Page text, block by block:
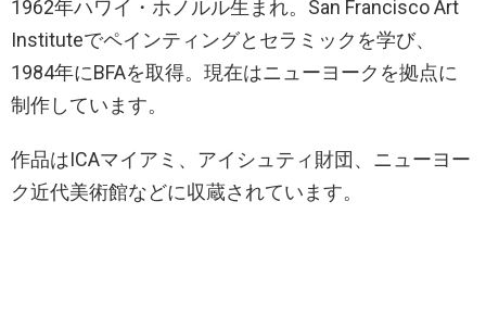
1962年ハワイ・ホノルル生まれ。San Francisco Art
Instituteでペインティングとセラミックを学び、
1984年にBFAを取得。現在はニューヨークを拠点に
制作しています。
作品はICAマイアミ、アイシュティ財団、ニューヨー
ク近代美術館などに収蔵されています。